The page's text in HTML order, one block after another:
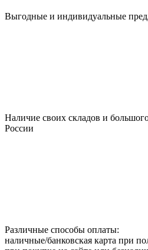
Выгодные и индивидуальные
Наличие своих складов и
России
Различные способы оплаты:
наличные/банковская карта при